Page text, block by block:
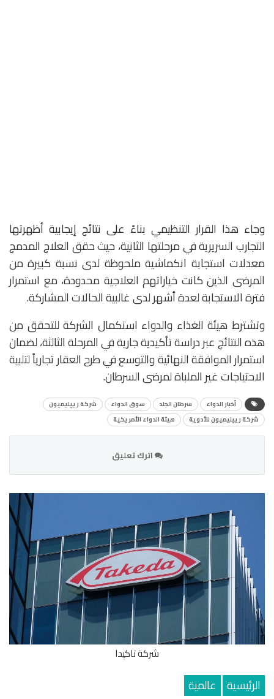
وجاء هذا القرار التنظيمي بناءً على نتائج إيجابية أظهرتها
التجارب السريرية في مرحلتها الثانية، حيث حقق العلاج المدمج
معدلات استجابة انكماشية ملحوظة لدى نسبة كبيرة من
المرضى الذين كانت خياراتهم العلاجية محدودة، مع استمرار
فترة الاستجابة لعدة أشهر لدى غالبية الحالات المشاركة.
وتشترط هيئة الغذاء والدواء استكمال الشركة للتحقق من
هذه النتائج عبر دراسة تأكيدية جارية في المرحلة الثالثة، لضمان
استمرار الموافقة النهائية والتوسع في طرح العقار تجارياً لتلبية
الاحتياجات غير الملباة لمرضى السرطان.
أخبار الدواء سرطان الجلد سوق الدواء
شركة ريپليميون
شركة ريپليميون للأدوية
هيئة الدواء الأمريكية
اترك تعليق
شركة تاكيدا
الرئيسية عالمية